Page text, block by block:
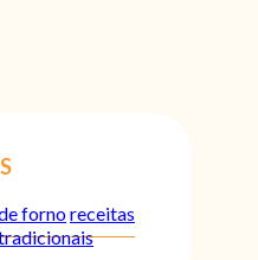
fornoreceitas